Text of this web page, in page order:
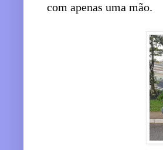
com apenas uma mão.